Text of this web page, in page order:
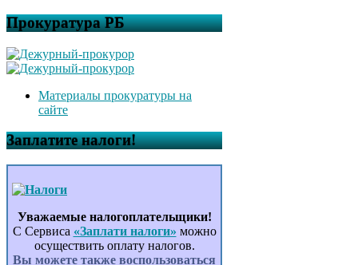
Прокуратура РБ
Материалы прокуратуры на
сайте
Заплатите налоги!
Уважаемые налогоплательщики!
С Сервиса «Заплати налоги» можно
осуществить оплату налогов.
Вы можете также воспользоваться